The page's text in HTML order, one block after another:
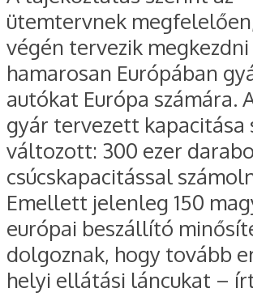
ütemtervnek
végén tervezik
hamarosan Európában
autókat Európa számára.
gyár tervezett kapacitása
változott: 300 ezer
csúcskapacitással
Emellett jelenleg 150
európai beszállító
dolgoznak, hogy tovább
helyi ellátási láncukat –